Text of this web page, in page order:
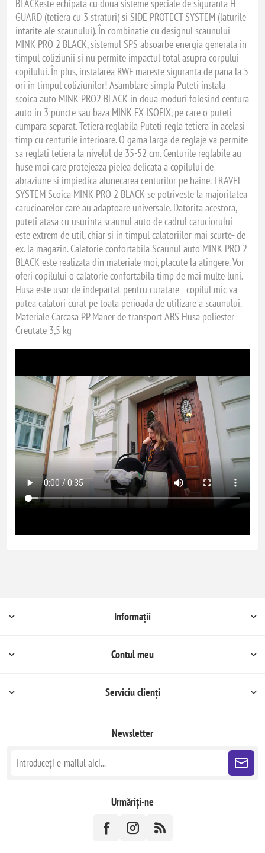
BLACKeste echipata cu doua sisteme speciale de siguranta H-
GUARD (tetiera cu 3 straturi) si SIDE PROTECT SYSTEM (laturile
intarite ale scaunului). În combinatie cu designul scaunului
MINK PRO 2 BLACK, sistemul SPS absoarbe energia generata in
timpul coliziunii si nu permite impactul total asupra corpului
copilului. În plus, instalarea RWF mareste siguranta de pana la 5
ori in timpul coliziunilor! Asamblare simpla Puteti instala
scoica auto MINK PRO2 BLACK in doua moduri folosind centura
auto in 3 puncte sau baza MINK FX ISOFIX, pe care o puteti
cumpara separat. Tetiera reglabila Puteti regla tetiera in acelasi
timp cu centurile interioare. O gama larga de reglaje va permite
sa reglati tetiera la nivelul de 35-52 cm. Centurile reglabile au
huse moi care protejeaza pielea delicata a copilului de
abraziune si impiedica alunecarea centurilor pe haine. TRAVEL
SYSTEM Scoica MINK PRO 2 BLACK se potriveste la majoritatea
carucioarelor care au adaptoare universale. Datorita acestora,
puteti atasa cu usurinta scaunul auto de cadrul caruciorului -
este extrem de util, chiar si in timpul calatoriilor mai scurte- de
ex. la magazin. Calatorie confortabila Scaunul auto MINK PRO 2
BLACK este realizata din materiale moi, placute la atingere. Vor
oferi copilului o calatorie confortabila timp de mai multe luni.
Husa este usor de indepartat pentru curatare - copilul mic va
putea calatori curat pe toata perioada de utilizare a scaunului.
Materiale Carcasa PP Maner de transport ABS Husa poliester
Greutate 3,5 kg
Informații
Contul meu
Serviciu clienți
Newsletter
Urmăriți-ne